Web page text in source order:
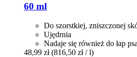
60 ml
Do szorstkiej, zniszczonej
Ujędrnia
Nadaje się również do łap psa
48,99 zł (816,50 zł / l)